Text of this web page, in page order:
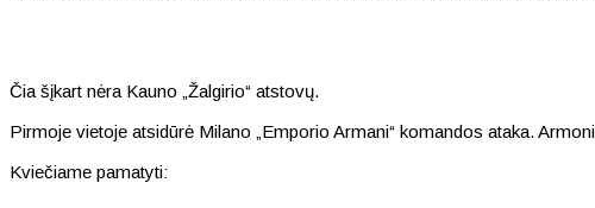
Čia šįkart nėra Kauno „Žalgirio“ atstovų.
Pirmoje vietoje atsidūrė Milano „Emporio Armani“ komandos ataka.
Kviečiame pamatyti: